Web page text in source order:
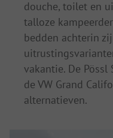
douche, toilet en
talloze
bedden achterin
vakantie. De
de VW Grand
alternatieven.